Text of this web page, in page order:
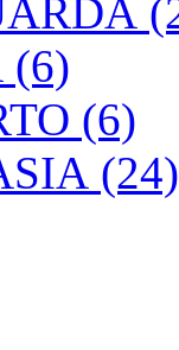
(6)
(6)
(24)